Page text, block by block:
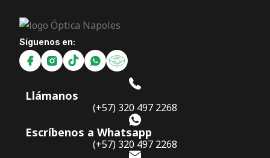
Síguenos en:
Llámanos
(+57) 320 497 2268
Escríbenos a Whatsapp
(+57) 320 497 2268